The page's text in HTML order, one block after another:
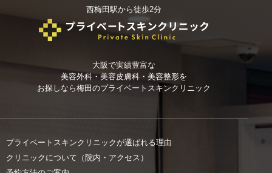
西梅田駅から徒歩2分
大阪で実績豊富な
美容外科・美容皮膚科・美容整形を
お探しなら梅田のプライベートスキンクリニック
プライベートスキンクリニックが選ばれる理由
クリニックについて（院内・アクセス）